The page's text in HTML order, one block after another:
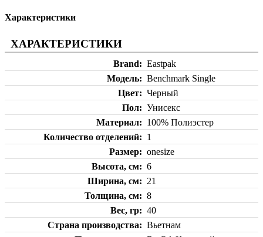
Характеристики
ХАРАКТЕРИСТИКИ
Brand
Eastpak
Модель
Benchmark Single
Цвет
Черный
Пол
Унисекс
Материал
100% Полиэстер
Количество отделений
1
Размер
onesize
Высота, см
6
Ширина, см
21
Толщина, см
8
Вес, гр
40
Страна производства
Вьетнам